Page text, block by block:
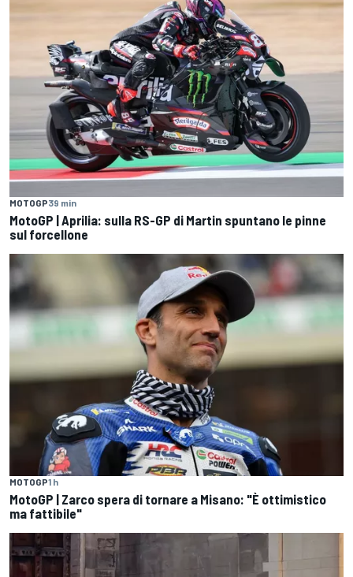
MOTOGP39 min
MotoGP | Aprilia: sulla RS-GP di Martin spuntano le pinne
sul forcellone
MOTOGP1 h
MotoGP | Zarco spera di tornare a Misano: "È ottimistico
ma fattibile"